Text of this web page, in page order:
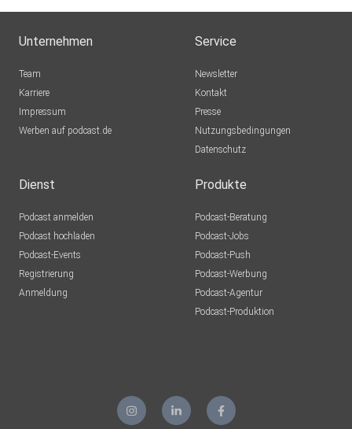
KerstinJung
Sulzbach
Rudi49
Brügg
GNz11
Moon
4w0ym4zp
Unternehmen
Team
Karriere
Impressum
Werben auf podcast.de
Service
Newsletter
Kontakt
Presse
Nutzungsbedingungen
Datenschutz
Dienst
Podcast anmelden
Podcast hochladen
Podcast-Events
Registrierung
Anmeldung
Produkte
Podcast-Beratung
Podcast-Jobs
Podcast-Push
Podcast-Werbung
Podcast-Agentur
Podcast-Produktion